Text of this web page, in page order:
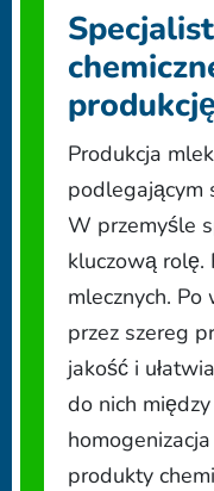
Produkcja
podlegającym
W przemyśle
kluczową rolę.
mlecznych.
przez szereg
jakość i
do nich
produkty